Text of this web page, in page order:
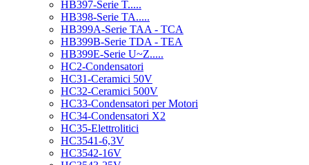
HB397-Serie T.....
HB398-Serie TA.....
HB399A-Serie TAA - TCA
HB399B-Serie TDA - TEA
HB399E-Serie U~Z.....
HC2-Condensatori
HC31-Ceramici 50V
HC32-Ceramici 500V
HC33-Condensatori per Motori
HC34-Condensatori X2
HC35-Elettrolitici
HC3541-6,3V
HC3542-16V